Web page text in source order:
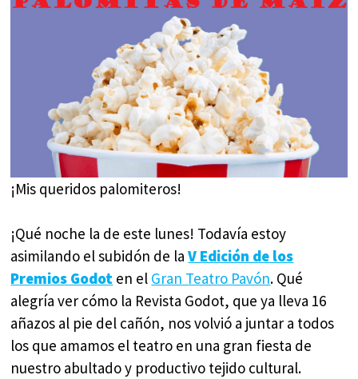
¡Mis queridos palomiteros!
¡Qué noche la de este lunes! Todavía estoy
asimilando el subidón de laV Edición de los
Premios Godot en el Gran Teatro Pavón. Qué
alegría ver cómo la Revista Godot, que ya lleva 16
añazos al pie del cañón, nos volvió a juntar a todos
los que amamos el teatro en una gran fiesta de
nuestro abultado y productivo tejido cultural.